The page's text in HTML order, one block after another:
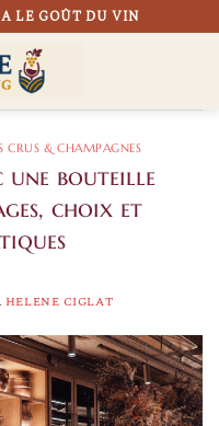
LE GOÛT DU VIN
CRUS & CHAMPAGNES
une bouteille
choix et
HELENE CIGLAT